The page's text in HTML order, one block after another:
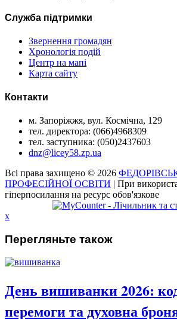
Служба підтримки
Звернення громадян
Хронологія подій
Центр на мапі
Карта сайту
Контакти
м. Запоріжжя, вул. Космічна, 129
тел. директора: (066)4968309
тел. заступника: (050)2437603
dnz@licey58.zp.ua
Всі права захищено © 2026
ПРОФЕСІЙНОЇ ОСВІТИ | При
гіперпосилання на ресурс обов'язкове
x
Перегляньте також
День вишиванки 2026:
перемоги та духовна